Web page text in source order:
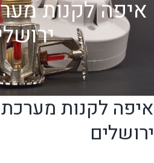
איפה לקנות
איפה לקנות
ירושלים